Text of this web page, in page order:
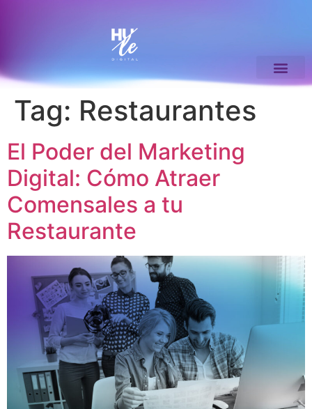
Tag: Restaurantes
El Poder del Marketing
Digital: Cómo Atraer
Comensales a tu
Restaurante